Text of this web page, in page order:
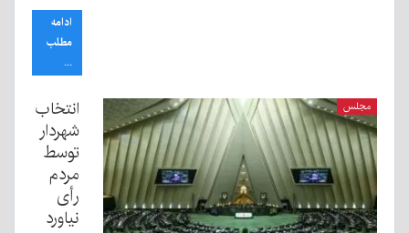
ادامه
مطلب
...
مجلس
انتخاب
شهردار
توسط
مردم
رأی
نیاورد